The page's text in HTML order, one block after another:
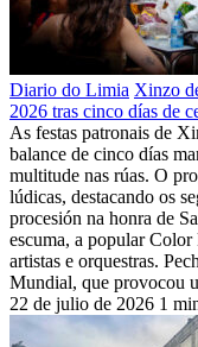
Diario do Limia Xinzo
2026 tras cinco días de
As festas patronais de
balance de cinco días
multitude nas rúas. O
lúdicas, destacando os
procesión na honra de
escuma, a popular Color
artistas e orquestras.
Mundial, que provocou
22 de julio de 2026 1